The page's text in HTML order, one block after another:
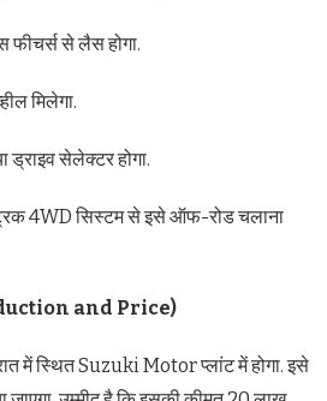
फीचर्स से लैस होगा.
मिलेगा.
सेलेक्टर होगा.
4WD सिस्टम से इसे ऑफ-रोड चलाना
and Price)
में स्थित Suzuki Motor प्लांट में होगा. इसे